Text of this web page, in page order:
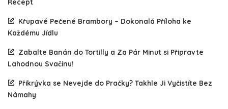
Recept
Křupavé Pečené Brambory – Dokonalá Příloha ke
Každému Jídlu
Zabalte Banán do Tortilly a Za Pár Minut si Připravte
Lahodnou Svačinu!
Přikrývka se Nevejde do Pračky? Takhle Ji Vyčistíte Bez
Námahy